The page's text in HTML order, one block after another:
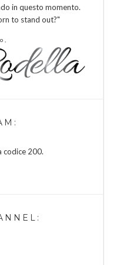
in questo momento.
to stand out?"
codice 200.